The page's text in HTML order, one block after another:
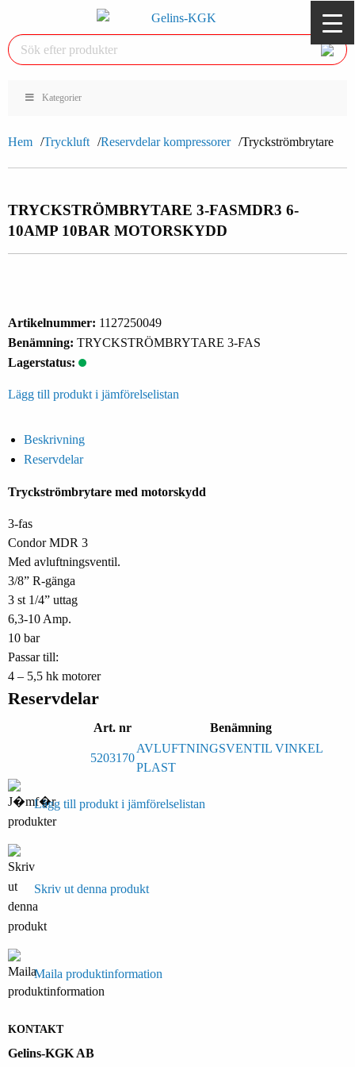
Kategorier
Hem Tryckluft Reservdelar kompressorer Tryckströmbrytare
TRYCKSTRÖMBRYTARE 3-FASMDR3 6-
10AMP 10BAR MOTORSKYDD
Artikelnummer: 1127250049
Benämning: TRYCKSTRÖMBRYTARE 3-FAS
Lagerstatus:
Lägg till produkt i jämförelselistan
Beskrivning
Reservdelar
Tryckströmbrytare med motorskydd
3-fas
Condor MDR 3
Med avluftningsventil.
3/8” R-gänga
3 st 1/4” uttag
6,3-10 Amp.
10 bar
Passar till:
4 – 5,5 hk motorer
Reservdelar
Art. nr Benämning
5203170
AVLUFTNINGSVENTIL VINKEL
PLAST
Lägg till produkt i jämförelselistan
Skriv ut denna produkt
Maila produktinformation
KONTAKT
Gelins-KGK AB